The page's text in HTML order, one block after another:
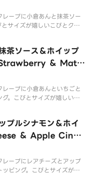
ープに小倉あんと抹茶ソー
サイズが嬉しいこびとクレ
茶ソース＆ホイップ
＆ Matc
Cream
ープに小倉あんといちごと
。こびとサイズが嬉しいこ
プルシナモン＆ホイ
＆ Apple Cinna
Cream
ープにレアチーズとアップ
ピング。こびとサイズが嬉